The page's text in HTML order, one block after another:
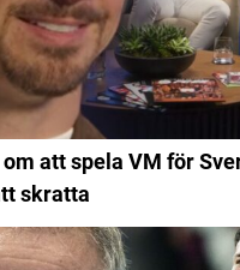
att spela VM för
skratta